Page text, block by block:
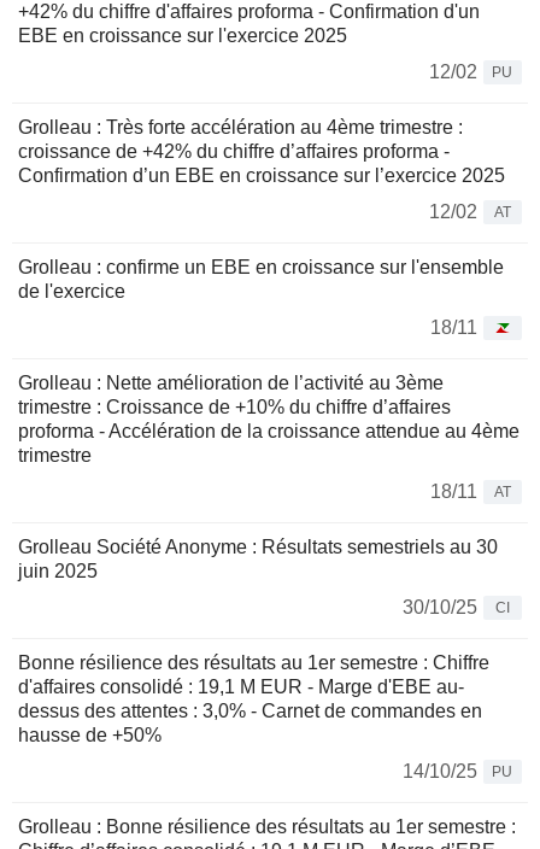
+42% du chiffre d'affaires proforma - Confirmation d'un
EBE en croissance sur l'exercice 2025
12/02
PU
Grolleau : Très forte accélération au 4ème trimestre :
croissance de +42% du chiffre d’affaires proforma -
Confirmation d’un EBE en croissance sur l’exercice 2025
12/02
AT
Grolleau : confirme un EBE en croissance sur l'ensemble
de l'exercice
18/11
Grolleau : Nette amélioration de l’activité au 3ème
trimestre : Croissance de +10% du chiffre d’affaires
proforma - Accélération de la croissance attendue au 4ème
trimestre
18/11
AT
Grolleau Société Anonyme : Résultats semestriels au 30
juin 2025
30/10/25
CI
Bonne résilience des résultats au 1er semestre : Chiffre
d'affaires consolidé : 19,1 M EUR - Marge d'EBE au-
dessus des attentes : 3,0% - Carnet de commandes en
hausse de +50%
14/10/25
PU
Grolleau : Bonne résilience des résultats au 1er semestre :